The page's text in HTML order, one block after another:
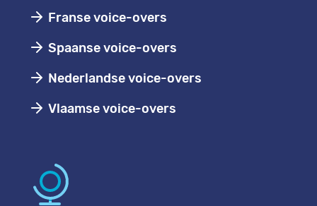
Franse voice-overs
Spaanse voice-overs
Nederlandse voice-overs
Vlaamse voice-overs